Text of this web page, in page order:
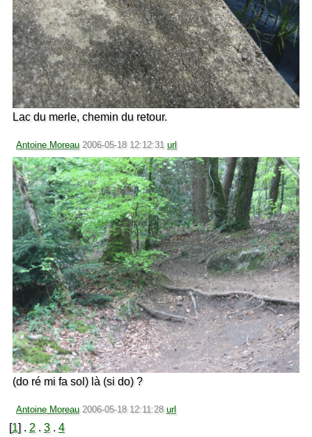
Lac du merle, chemin du retour.
Antoine Moreau 2006-05-18 12:12:31 url
(do ré mi fa sol) là (si do) ?
Antoine Moreau 2006-05-18 12:11:28 url
[1] . 2 . 3. 4